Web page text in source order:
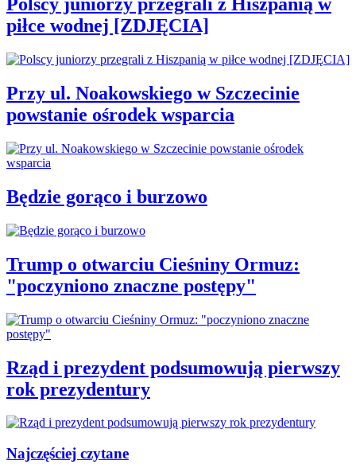
Polscy juniorzy przegrali z Hiszpanią w
piłce wodnej [ZDJĘCIA]
Przy ul. Noakowskiego w Szczecinie
powstanie ośrodek wsparcia
Będzie gorąco i burzowo
Trump o otwarciu Cieśniny Ormuz:
"poczyniono znaczne postępy"
Rząd i prezydent podsumowują pierwszy
rok prezydentury
Najczęściej czytane